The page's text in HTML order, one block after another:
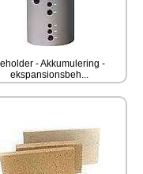
- Akkumulering -
ekspansionsbeh...